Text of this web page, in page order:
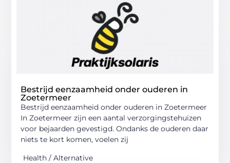
Bestrijd eenzaamheid onder ouderen in
Zoetermeer
Bestrijd eenzaamheid onder ouderen in Zoetermeer
In Zoetermeer zijn een aantal verzorgingstehuizen
voor bejaarden gevestigd. Ondanks de ouderen daar
niets te kort komen, voelen zij
Health / Alternative